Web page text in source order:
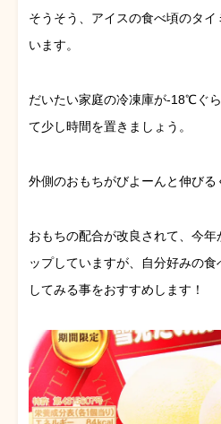
そうそう、アイスの食べ頃のタ
います。
だいたい家庭の冷凍庫が-18℃ぐ
て少し時間を置きましょう。
外側のおもちがびよーんと伸びる
おもちの配合が改良されて、今
ップしていますが、自分好みの
してみる事をおすすめします！